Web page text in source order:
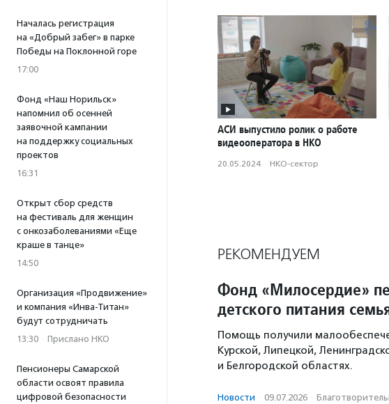
Началась регистрация
на «Добрый забег» в парке
Победы на Поклонной горе
17:00
Фонд «Наш Норильск»
напомнил об осенней
заявочной кампании
на поддержку социальных
проектов
16:31
Открыт сбор средств
на фестиваль для женщин
с онкозаболеваниями «Еще
краше в танце»
14:50
Организация «Продвижение»
и компания «Инва-Титан»
будут сотрудничать
13:30 · Прислано НКО
Пенсионеры Самарской
области освоят правила
цифровой безопасности
АСИ выпустило ролик о работе
видеооператора в НКО
20.05.2024 · НКО-сектор
РЕКОМЕНДУЕМ
Фонд «Милосердие»
детского питания
Помощь получили
Курской, Липецкой,
и Белгородской областях.
Новости · 09.07.2026 ·